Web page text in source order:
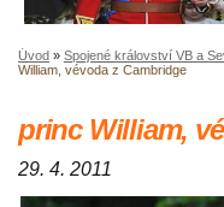
Úvod » Spojené království VB a
William, vévoda z Cambridge
princ William,
29. 4. 2011